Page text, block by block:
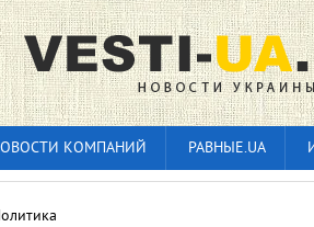
КОМПАНИЙ РАВНЫЕ.UA